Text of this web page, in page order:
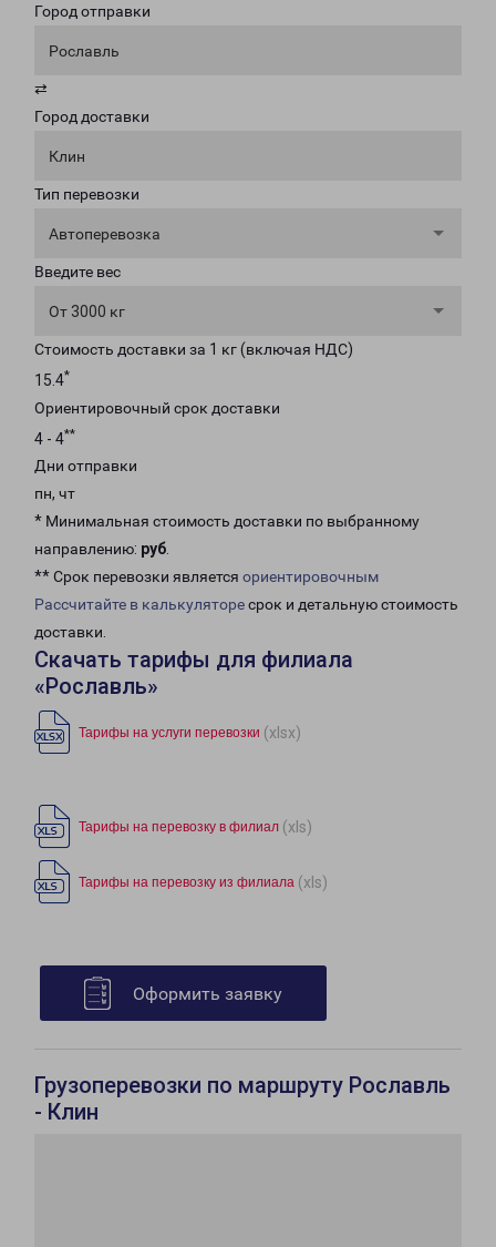
Город отправки
Рославль
⇄
Город доставки
Клин
Тип перевозки
Автоперевозка
Введите вес
От 3000 кг
Стоимость доставки за 1 кг (включая НДС)
15.4*
Ориентировочный срок доставки
4 - 4**
Дни отправки
пн, чт
* Минимальная стоимость доставки по выбранному
направлению: руб.
** Срок перевозки является ориентировочным
Рассчитайте в калькуляторесрок и детальную стоимость
доставки.
Скачать тарифы для филиала
«Рославль»
Тарифы на услуги перевозки (xlsx)
Тарифы на перевозку в филиал (xls)
Тарифы на перевозку из филиала (xls)
Оформить заявку
Грузоперевозки по маршруту Рославль
- Клин